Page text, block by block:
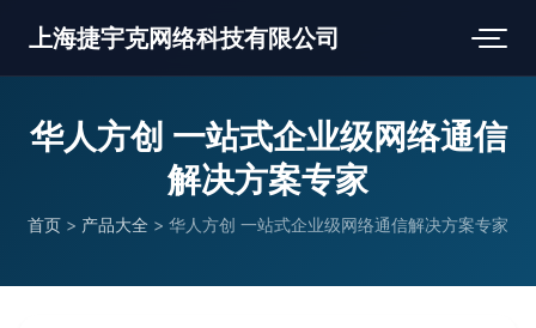
上海捷宇克网络科技有限公司
华人方创 一站式企业级网络通信
解决方案专家
首页 > 产品大全 > 华人方创 一站式企业级网络通信解决方案专家